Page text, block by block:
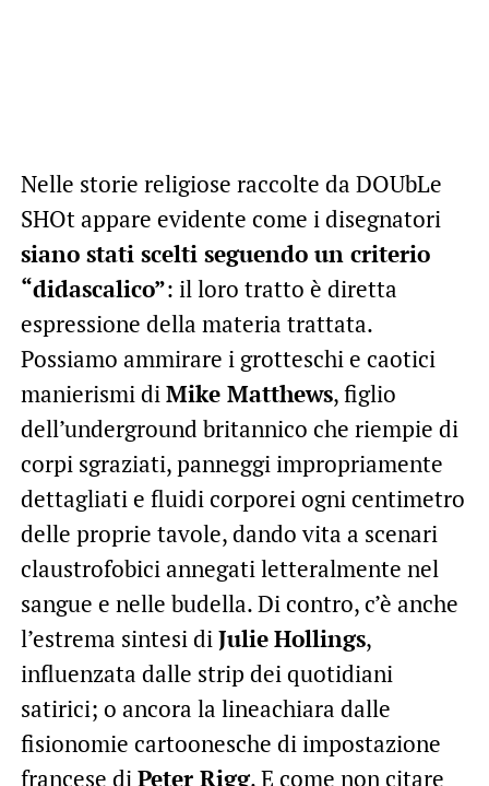
Nelle storie religiose raccolte da DOUbLe
SHOt appare evidente come i disegnatori
siano stati scelti seguendo un criterio
“didascalico”: il loro tratto è diretta
espressione della materia trattata.
Possiamo ammirare i grotteschi e caotici
manierismi diMike Matthews, figlio
dell’underground britannico che riempie di
corpi sgraziati, panneggi impropriamente
dettagliati e fluidi corporei ogni centimetro
delle proprie tavole, dando vita a scenari
claustrofobici annegati letteralmente nel
sangue e nelle budella. Di contro, c’è anche
l’estrema sintesi diJulieHollings,
influenzata dalle strip dei quotidiani
satirici; o ancora la lineachiara dalle
fisionomie cartoonesche di impostazione
francese diPeter Rigg. E come non citare